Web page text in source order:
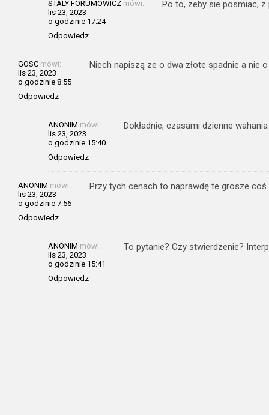
STALY FORUMOWICZ mówi:
lis 23, 2023
o godzinie 17:24
Odpowiedz
Po to, zeby sie posmiac, z
GOSC mówi:
lis 23, 2023
o godzinie 8:55
Odpowiedz
Niech napiszą ze o dwa złote spadnie a nie
ANONIM mówi:
lis 23, 2023
o godzinie 15:40
Odpowiedz
Dokładnie, czasami dzienne
ANONIM mówi:
lis 23, 2023
o godzinie 7:56
Odpowiedz
Przy tych cenach to naprawdę te grosze coś
ANONIM mówi:
lis 23, 2023
o godzinie 15:41
Odpowiedz
To pytanie? Czy stwierdzenie?